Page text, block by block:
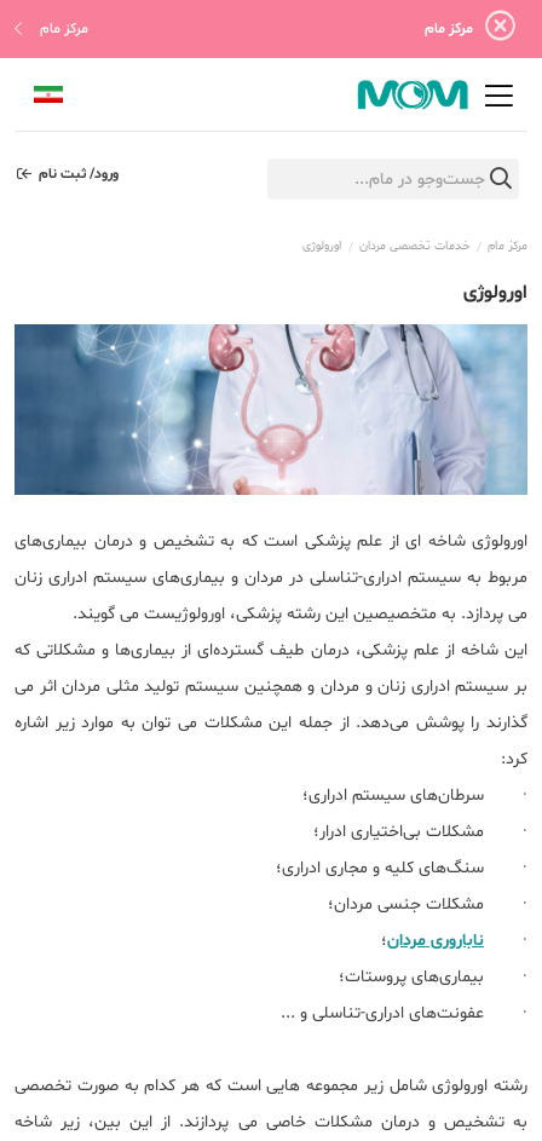
مرکز مام مرکز مام
ورود/ ثبت نام
مرکز مام خدمات تخصصی مردان اورولوژی
اورولوژی
اورولوژی شاخه ای از علم پزشکی است که به تشخیص و درمان بیماری‌های
مربوط به سیستم ادراری-تناسلی در مردان و بیماری‌های سیستم ادراری زنان
می پردازد. به متخصیصین این رشته پزشکی، اورولوژيست می گویند.
این شاخه از علم پزشکی، درمان طیف گسترده‌ای از بیماری‌ها و مشکلاتی که
بر سیستم ادراری زنان و مردان و همچنین سیستم تولید مثلی مردان اثر می
گذارند را پوشش می‌دهد. از جمله این مشکلات می توان به موارد زیر اشاره
کرد:
· سرطان‌های سیستم ادراری؛
· مشکلات بی‌اختیاری ادرار؛
· سنگ‌های کلیه و مجاری ادراری؛
· مشکلات جنسی مردان؛
· ناباروری مردان؛
· بیماری‌های پروستات؛
· عفونت‌های ادراری-تناسلی و ...
رشته اورولوژی شامل زیر مجموعه هایی است که هر کدام به صورت تخصصی
به تشخیص و درمان مشکلات خاصی می پردازند. از این بین، زیر شاخه